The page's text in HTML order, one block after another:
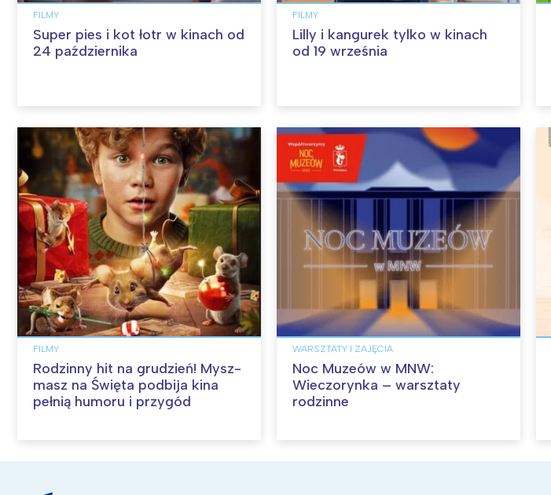
FILMY
Super pies i kot łotr w kinach od
24 października
FILMY
Lilly i kangurek tylko w kinach
od 19 września
FILMY
Rodzinny hit na grudzień! Mysz-
masz na Święta podbija kina
pełnią humoru i przygód
WARSZTATY I ZAJĘCIA
Noc Muzeów w MNW:
Wieczorynka – warsztaty
rodzinne